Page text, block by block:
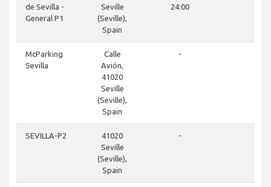
de Sevilla -
General P1
Seville
(Seville),
Spain
24:00
McParking
Sevilla
Calle
Avión,
41020
Seville
(Seville),
Spain
-
SEVILLA-P2
41020
Seville
(Seville),
Spain
-